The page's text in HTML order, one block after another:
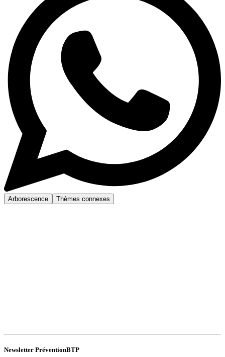
Arborescence Thèmes connexes
Newsletter PréventionBTP